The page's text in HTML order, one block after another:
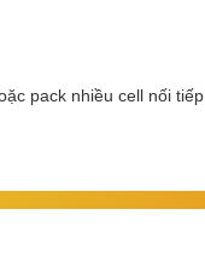
pack nhiều cell nối tiếp.